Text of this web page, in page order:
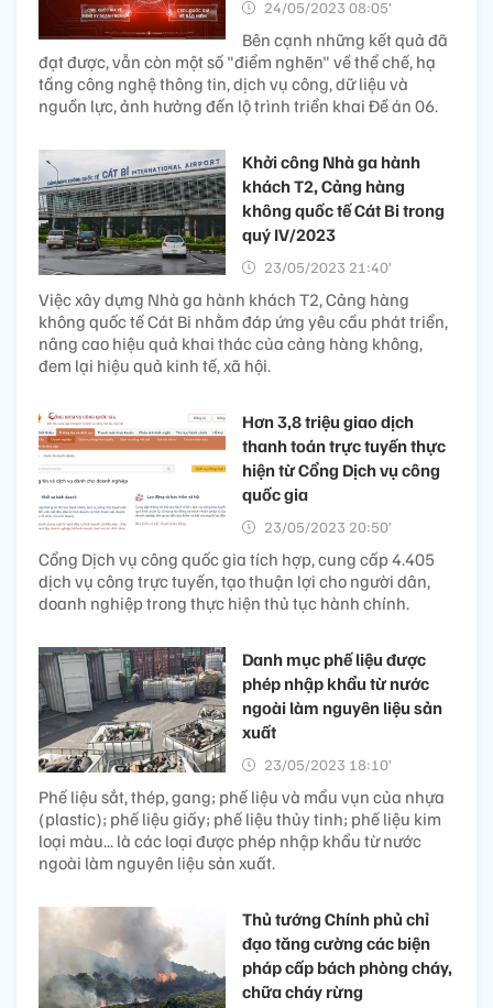
24/05/2023 08:05’
Bên cạnh những kết quả đã
đạt được, vẫn còn một số "điểm nghẽn" về thể chế, hạ
tầng công nghệ thông tin, dịch vụ công, dữ liệu và
nguồn lực, ảnh hưởng đến lộ trình triển khai Đề án 06.
Khởi công Nhà ga hành
khách T2, Cảng hàng
không quốc tế Cát Bi trong
quý IV/2023
23/05/2023 21:40’
Việc xây dựng Nhà ga hành khách T2, Cảng hàng
không quốc tế Cát Bi nhằm đáp ứng yêu cầu phát triển,
nâng cao hiệu quả khai thác của cảng hàng không,
đem lại hiệu quả kinh tế, xã hội.
Hơn 3,8 triệu giao dịch
thanh toán trực tuyến thực
hiện từ Cổng Dịch vụ công
quốc gia
23/05/2023 20:50’
Cổng Dịch vụ công quốc gia tích hợp, cung cấp 4.405
dịch vụ công trực tuyến, tạo thuận lợi cho người dân,
doanh nghiệp trong thực hiện thủ tục hành chính.
Danh mục phế liệu được
phép nhập khẩu từ nước
ngoài làm nguyên liệu sản
xuất
23/05/2023 18:10’
Phế liệu sắt, thép, gang; phế liệu và mẩu vụn của nhựa
(plastic); phế liệu giấy; phế liệu thủy tinh; phế liệu kim
loại màu... là các loại được phép nhập khẩu từ nước
ngoài làm nguyên liệu sản xuất.
Thủ tướng Chính phủ chỉ
đạo tăng cường các biện
pháp cấp bách phòng cháy,
chữa cháy rừng